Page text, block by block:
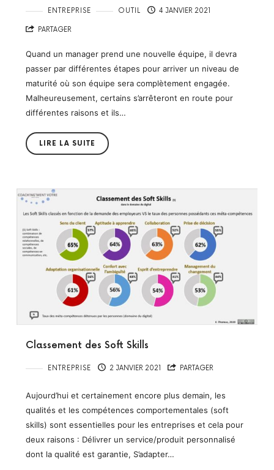
ENTREPRISE OUTIL 4 JANVIER 2021
PARTAGER
Quand un manager prend une nouvelle équipe, il devra
passer par différentes étapes pour arriver un niveau de
maturité où son équipe sera complètement engagée.
Malheureusement, certains s’arrêteront en route pour
différentes raisons et ils…
LIRE LA SUITE
Classement des Soft Skills
ENTREPRISE 2 JANVIER 2021 PARTAGER
Aujourd’hui et certainement encore plus demain, les
qualités et les compétences comportementales (soft
skills) sont essentielles pour les entreprises et cela pour
deux raisons : Délivrer un service/produit personnalisé
dont la qualité est garantie, S’adapter…